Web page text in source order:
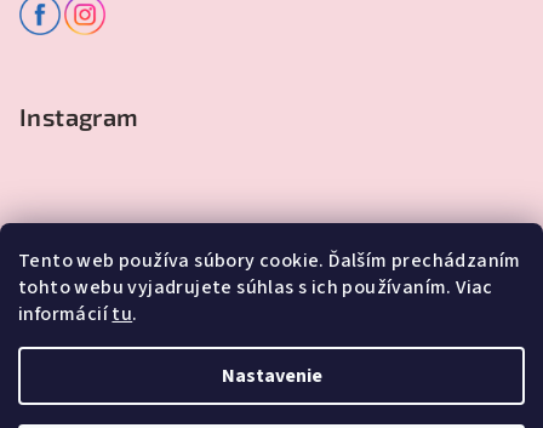
Tento web používa súbory cookie. Ďalším prechádzaním
tohto webu vyjadrujete súhlas s ich používaním. Viac
informáciítu.
Nastavenie
Instagram
Sledovať na Instagrame